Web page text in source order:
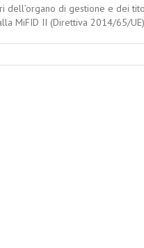
di gestione e dei
MiFID II (Direttiva 2014/65/